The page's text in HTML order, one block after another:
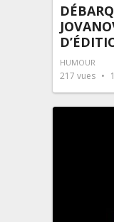
HUMOUR
217 vues